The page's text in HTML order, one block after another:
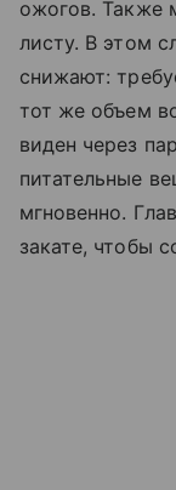
ожогов. Также
листу. В этом
снижают:
тот же объем
виден через
питательные
мгновенно.
закате, чтобы